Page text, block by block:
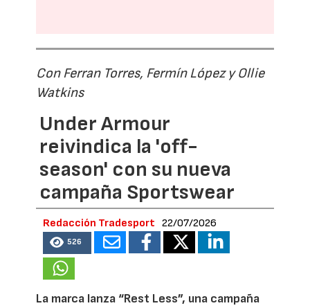
Con Ferran Torres, Fermín López y Ollie
Watkins
Under Armour
reivindica la 'off-
season' con su nueva
campaña Sportswear
Redacción Tradesport 22/07/2026
526
La marca lanza “Rest Less”, una campaña